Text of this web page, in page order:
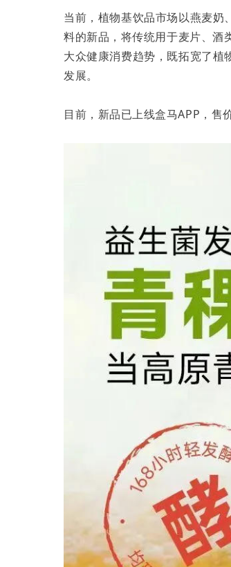
当前，植物基饮品市场以燕麦
料的新品，将传统用于麦片、酒
大众健康消费趋势，既拓宽了
发展。
目前，新品已上线盒马APP，售